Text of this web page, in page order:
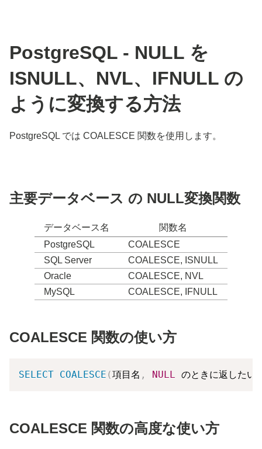
PostgreSQL - NULL を
ISNULL、NVL、IFNULL の
ように変換する方法
PostgreSQL では COALESCE 関数を使用します。
主要データベース の NULL変換関数
データベース名
関数名
PostgreSQL
COALESCE
SQL Server
COALESCE, ISNULL
Oracle
COALESCE, NVL
MySQL
COALESCE, IFNULL
COALESCE 関数の使い方
SELECT COALESCE (項目名 , NULL のときに返したい
COALESCE 関数の高度な使い方